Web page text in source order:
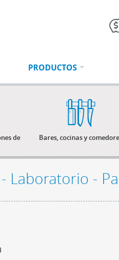
PRODUCTOS
de
Bares, cocinas y
Laboratorio -